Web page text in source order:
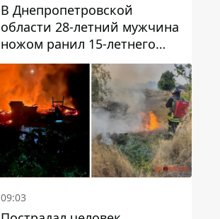
В Днепропетровской
области 28-летний мужчина
ножом ранил 15-летнего
парня
09:03